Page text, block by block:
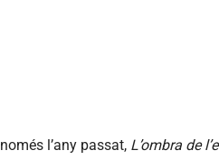
l’any passat, L’ombra de